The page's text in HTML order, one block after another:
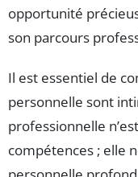
opportunité
son parcours
Il est essentiel de
personnelle sont
professionnelle
compétences ; elle